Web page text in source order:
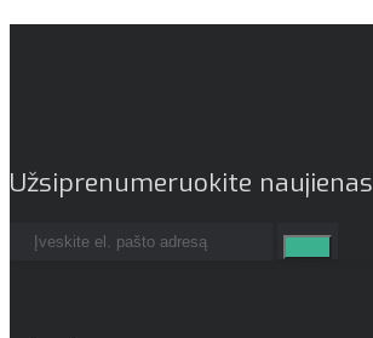
Užsiprenumeruokite naujienas